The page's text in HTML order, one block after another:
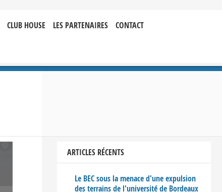
CLUB HOUSE LES PARTENAIRES CONTACT
ARTICLES RÉCENTS
Le BEC sous la menace d'une expulsion
des terrains de l'université de Bordeaux